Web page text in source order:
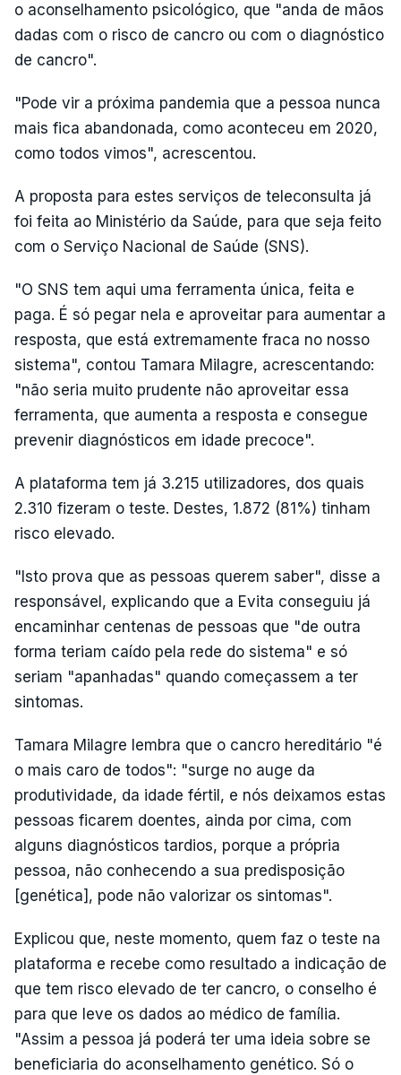
o aconselhamento psicológico, que "anda de mãos
dadas com o risco de cancro ou com o diagnóstico
de cancro".
"Pode vir a próxima pandemia que a pessoa nunca
mais fica abandonada, como aconteceu em 2020,
como todos vimos", acrescentou.
A proposta para estes serviços de teleconsulta já
foi feita ao Ministério da Saúde, para que seja feito
com o Serviço Nacional de Saúde (SNS).
"O SNS tem aqui uma ferramenta única, feita e
paga. É só pegar nela e aproveitar para aumentar a
resposta, que está extremamente fraca no nosso
sistema", contou Tamara Milagre, acrescentando:
"não seria muito prudente não aproveitar essa
ferramenta, que aumenta a resposta e consegue
prevenir diagnósticos em idade precoce".
A plataforma tem já 3.215 utilizadores, dos quais
2.310 fizeram o teste. Destes, 1.872 (81%) tinham
risco elevado.
"Isto prova que as pessoas querem saber", disse a
responsável, explicando que a Evita conseguiu já
encaminhar centenas de pessoas que "de outra
forma teriam caído pela rede do sistema" e só
seriam "apanhadas" quando começassem a ter
sintomas.
Tamara Milagre lembra que o cancro hereditário "é
o mais caro de todos": "surge no auge da
produtividade, da idade fértil, e nós deixamos estas
pessoas ficarem doentes, ainda por cima, com
alguns diagnósticos tardios, porque a própria
pessoa, não conhecendo a sua predisposição
[genética], pode não valorizar os sintomas".
Explicou que, neste momento, quem faz o teste na
plataforma e recebe como resultado a indicação de
que tem risco elevado de ter cancro, o conselho é
para que leve os dados ao médico de família.
"Assim a pessoa já poderá ter uma ideia sobre se
beneficiaria do aconselhamento genético. Só o